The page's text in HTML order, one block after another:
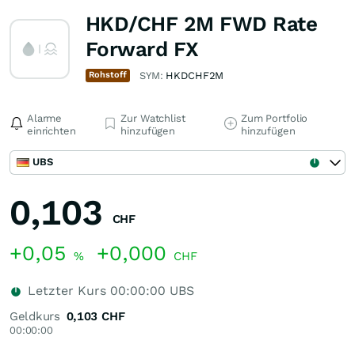
HKD/CHF 2M FWD Rate
Forward FX
Rohstoff SYM: HKDCHF2M
Alarme
einrichten
Zur Watchlist
hinzufügen
Zum Portfolio
hinzufügen
UBS
0,103 CHF
+0,05 % +0,000 CHF
Letzter Kurs 00:00:00 UBS
Geldkurs
00:00:00
0,103 CHF